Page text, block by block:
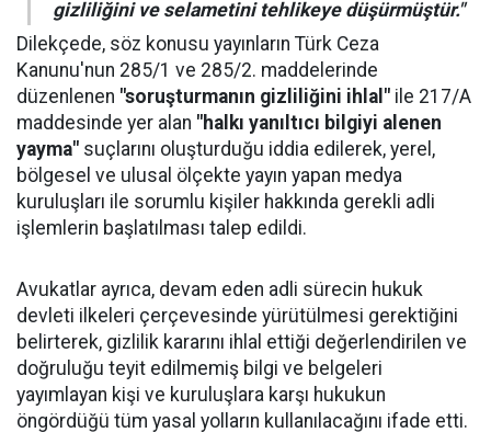
gizliliğini ve selametini tehlikeye düşürmüştür."
Dilekçede, söz konusu yayınların Türk Ceza
Kanunu'nun 285/1 ve 285/2. maddelerinde
düzenlenen "soruşturmanın gizliliğini ihlal" ile 217/A
maddesinde yer alan "halkı yanıltıcı bilgiyi alenen
yayma" suçlarını oluşturduğu iddia edilerek, yerel,
bölgesel ve ulusal ölçekte yayın yapan medya
kuruluşları ile sorumlu kişiler hakkında gerekli adli
işlemlerin başlatılması talep edildi.
Avukatlar ayrıca, devam eden adli sürecin hukuk
devleti ilkeleri çerçevesinde yürütülmesi gerektiğini
belirterek, gizlilik kararını ihlal ettiği değerlendirilen ve
doğruluğu teyit edilmemiş bilgi ve belgeleri
yayımlayan kişi ve kuruluşlara karşı hukukun
öngördüğü tüm yasal yolların kullanılacağını ifade etti.